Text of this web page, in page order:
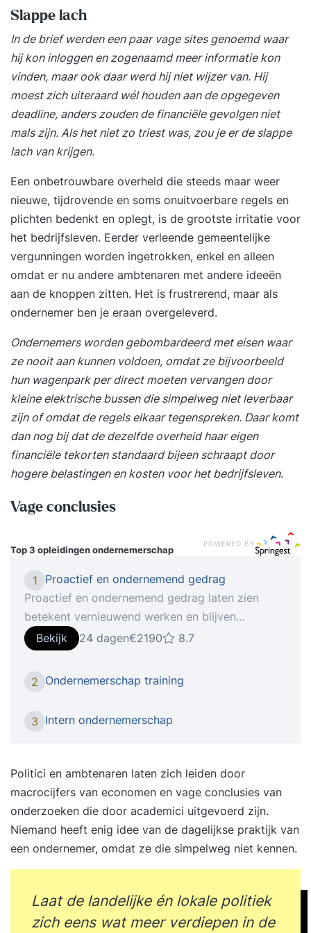
Slappe lach
In de brief werden een paar vage sites genoemd waar
hij kon inloggen en zogenaamd meer informatie kon
vinden, maar ook daar werd hij niet wijzer van. Hij
moest zich uiteraard wél houden aan de opgegeven
deadline, anders zouden de financiële gevolgen niet
mals zijn. Als het niet zo triest was, zou je er de slappe
lach van krijgen.
Een onbetrouwbare overheid die steeds maar weer
nieuwe, tijdrovende en soms onuitvoerbare regels en
plichten bedenkt en oplegt, is de grootste irritatie voor
het bedrijfsleven. Eerder verleende gemeentelijke
vergunningen worden ingetrokken, enkel en alleen
omdat er nu andere ambtenaren met andere ideeën
aan de knoppen zitten. Het is frustrerend, maar als
ondernemer ben je eraan overgeleverd.
Ondernemers worden gebombardeerd met eisen waar
ze nooit aan kunnen voldoen, omdat ze bijvoorbeeld
hun wagenpark per direct moeten vervangen door
kleine elektrische bussen die simpelweg niet leverbaar
zijn of omdat de regels elkaar tegenspreken. Daar komt
dan nog bij dat de dezelfde overheid haar eigen
financiële tekorten standaard bijeen schraapt door
hogere belastingen en kosten voor het bedrijfsleven.
Vage conclusies
Top 3 opleidingenondernemerschap
POWERED BY
1
Proactief en ondernemend gedrag
Proactief en ondernemend gedrag laten zien
betekent vernieuwend werken en blijven
investeren in jezelf. Iedereen levert toegevoegde
waarde met zijn of haar specifieke kwaliteiten.
Toegevoegde waarde die gekoppeld is aan de
fase waarin de organisatie zich op dat moment
een proactieve manier waarde kunt creëren voor
opdrachtgevers, leer je tijdens de
training Proactief en ondernemend gedrag.
Onderwerpen Tijdens de training komen onder
meer de volgende onderwerpen aan bod,
waardoor je ondernemerschap en initiatiefrijke
waarden en drijfveren? Wat is jouw gedragsstijl
en hoe kun je binnen die gedragsstijl proactief en
Bekijk 24 dagen€2190 8.7
2 Ondernemerschap training
3 Intern ondernemerschap
Politici en ambtenaren laten zich leiden door
macrocijfers van economen en vage conclusies van
onderzoeken die door academici uitgevoerd zijn.
Niemand heeft enig idee van de dagelijkse praktijk van
een ondernemer, omdat ze die simpelweg niet kennen.
Laat de landelijke én lokale politiek
zich eens wat meer verdiepen in de